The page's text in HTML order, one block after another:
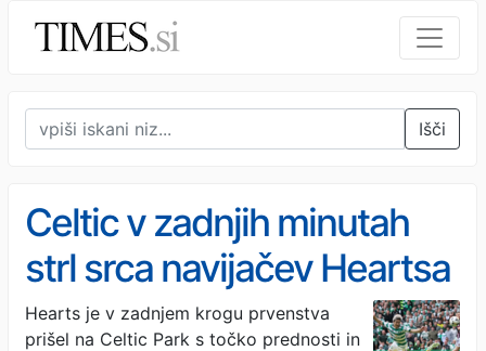
Išči
Celtic v zadnjih minutah
strl srca navijačev Heartsa
Hearts je v zadnjem krogu prvenstva
prišel na Celtic Park s točko prednosti in